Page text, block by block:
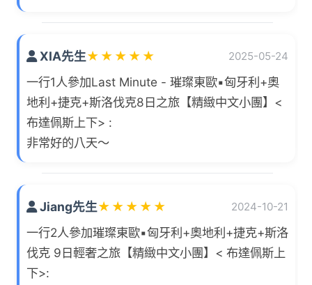
XIA先生★ ★ ★ ★ ★ 2025-05-24
一行1人參加Last Minute - 璀璨東歐▪匈牙利+奧
地利+捷克+斯洛伐克8日之旅【精緻中文小團】<
布達佩斯上下> :
非常好的八天～
Jiang先生★ ★ ★ ★ ★ 2024-10-21
一行2人參加璀璨東歐▪匈牙利+奧地利+捷克+斯洛
伐克 9日輕奢之旅【精緻中文小團】< 布達佩斯上
下>: